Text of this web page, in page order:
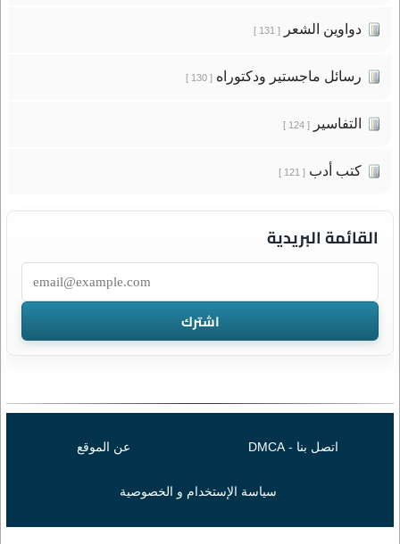
دواوين الشعر[ 131 ]
رسائل ماجستير ودكتوراه[ 130 ]
التفاسير[ 124 ]
كتب أدب[ 121 ]
القائمة البريدية
اتصل بنا - DMCA عن الموقع
سياسة الإستخدام و الخصوصية